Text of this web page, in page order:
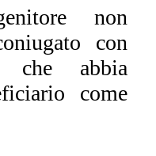
non
con
che abbia
come